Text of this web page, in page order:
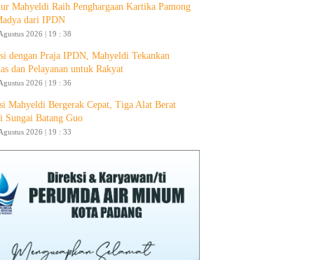
Mahyeldi Raih Penghargaan Kartika Pamong
dari IPDN
2026 | 19 : 38
dengan Praja IPDN, Mahyeldi Tekankan
dan Pelayanan untuk Rakyat
2026 | 19 : 36
Mahyeldi Bergerak Cepat, Tiga Alat Berat
Sungai Batang Guo
2026 | 19 : 33